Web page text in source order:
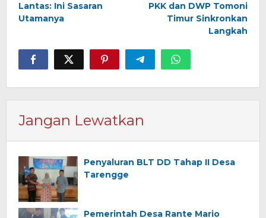
Lantas: Ini Sasaran
Utamanya
PKK dan DWP Tomoni
Timur Sinkronkan
Langkah
Jangan Lewatkan
Penyaluran BLT DD Tahap II Desa
Tarengge
Pemerintah Desa Rante Mario